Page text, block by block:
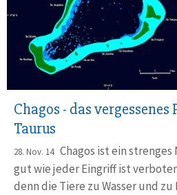
Chagos - das vergessenes
Taurus
28. Nov. 14Chagos ist ein
gut wie jeder Eingriff ist
denn die Tiere zu Wasser und